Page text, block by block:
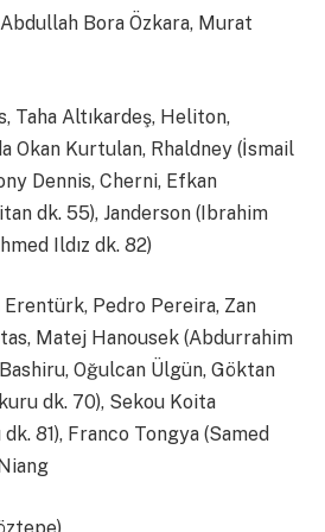
Bora Özkara, Murat
Taha Altıkardeş, Heliton,
Okan Kurtulan, Rhaldney (İsmail
Dennis, Cherni, Efkan
dk. 55), Janderson (Ibrahim
Ildız dk. 82)
Pedro Pereira, Zan
Matej Hanousek (Abdurrahim
Oğulcan Ülgün, Göktan
dk. 70), Sekou Koita
81), Franco Tongya (Samed